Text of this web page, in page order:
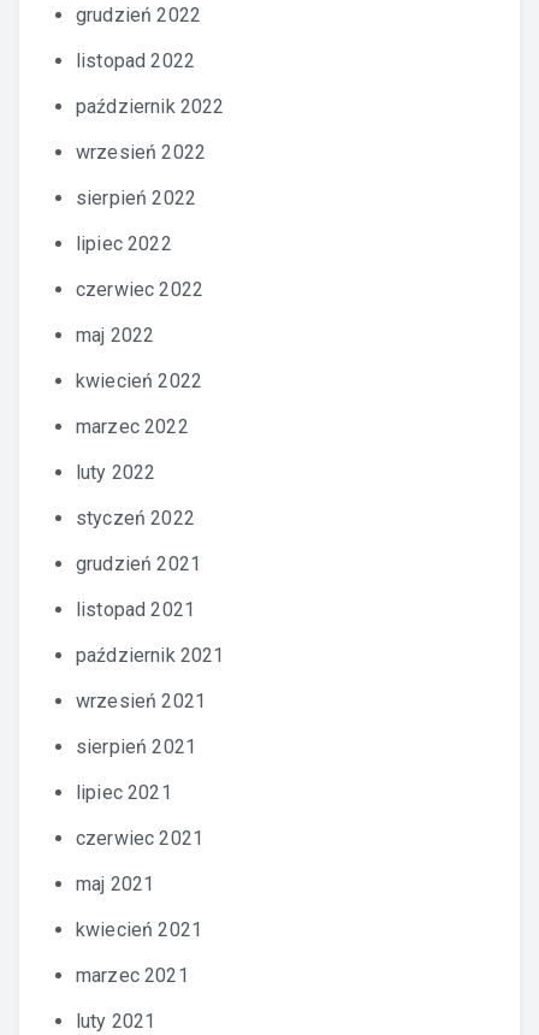
grudzień 2022
listopad 2022
październik 2022
wrzesień 2022
sierpień 2022
lipiec 2022
czerwiec 2022
maj 2022
kwiecień 2022
marzec 2022
luty 2022
styczeń 2022
grudzień 2021
listopad 2021
październik 2021
wrzesień 2021
sierpień 2021
lipiec 2021
czerwiec 2021
maj 2021
kwiecień 2021
marzec 2021
luty 2021